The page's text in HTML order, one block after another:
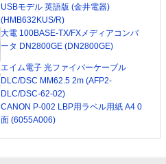
USBモデル 英語版 (金井電器)
(HMB632KUS/R)
大電 100BASE-TX/FXメディアコンバ
ータ DN2800GE (DN2800GE)
エイム電子 光ファイバーケーブル
DLC/DSC MM62.5 2m (AFP2-
DLC/DSC-62-02)
CANON P-002 LBP用ラベル用紙 A4 0
面 (6055A006)